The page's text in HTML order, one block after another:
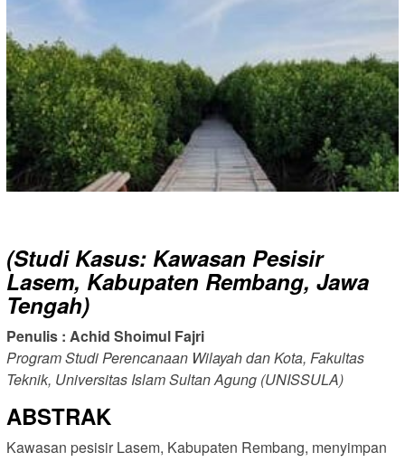
(Studi Kasus: Kawasan Pesisir
Lasem, Kabupaten Rembang, Jawa
Tengah)
Penulis : Achid Shoimul Fajri
Program Studi Perencanaan Wilayah dan Kota, Fakultas
Teknik, Universitas Islam Sultan Agung (UNISSULA)
ABSTRAK
Kawasan pesisir Lasem, Kabupaten Rembang, menyimpan